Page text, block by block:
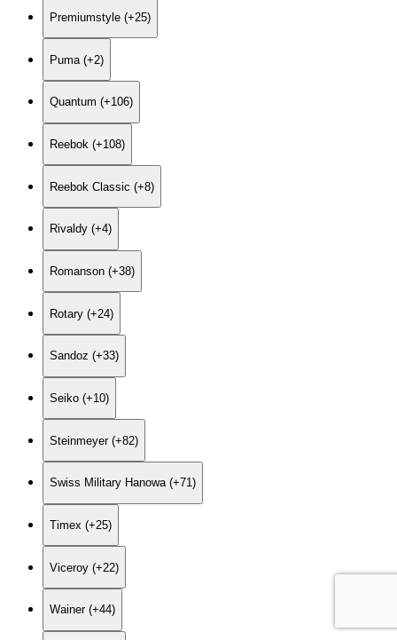
Premiumstyle (+25)
Puma (+2)
Quantum (+106)
Reebok (+108)
Reebok Classic (+8)
Rivaldy (+4)
Romanson (+38)
Rotary (+24)
Sandoz (+33)
Seiko (+10)
Steinmeyer (+82)
Swiss Military Hanowa (+71)
Timex (+25)
Viceroy (+22)
Wainer (+44)